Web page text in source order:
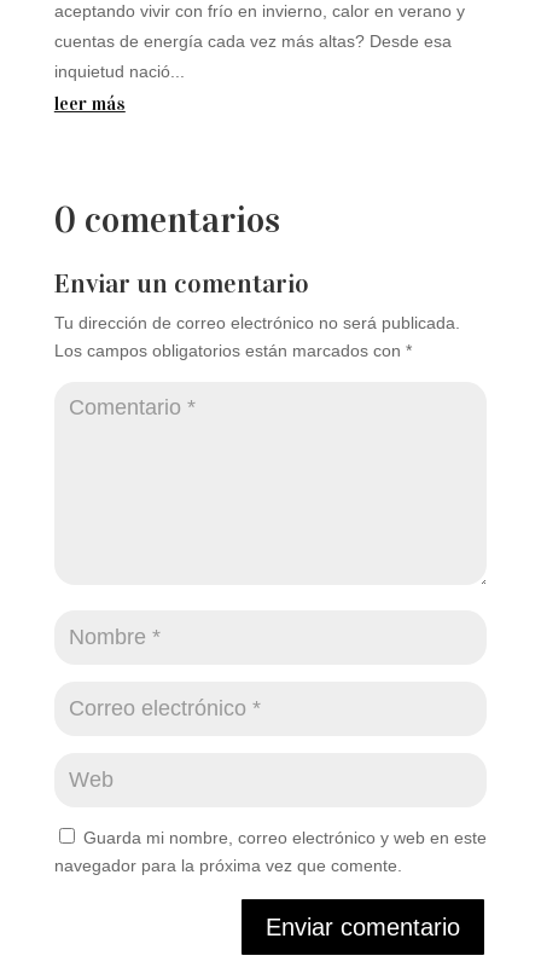
aceptando vivir con frío en invierno, calor en verano y
cuentas de energía cada vez más altas? Desde esa
inquietud nació...
leer más
0 comentarios
Enviar un comentario
Tu dirección de correo electrónico no será publicada.
Los campos obligatorios están marcados con *
Guarda mi nombre, correo electrónico y web en este
navegador para la próxima vez que comente.
Enviar comentario